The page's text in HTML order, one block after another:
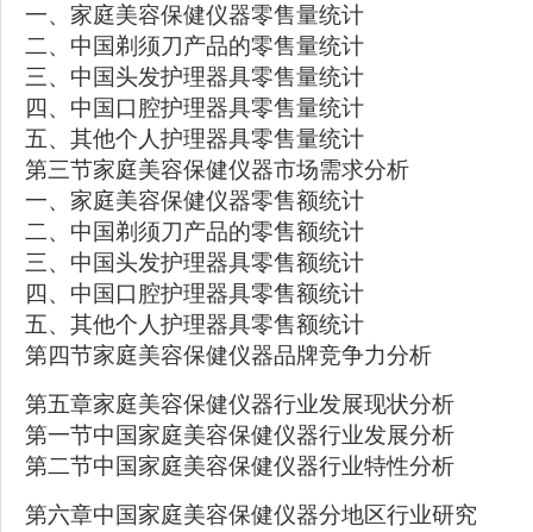
一、家庭美容保健仪器零售量统计
二、中国剃须刀产品的零售量统计
三、中国头发护理器具零售量统计
四、中国口腔护理器具零售量统计
五、其他个人护理器具零售量统计
第三节家庭美容保健仪器市场需求分析
一、家庭美容保健仪器零售额统计
二、中国剃须刀产品的零售额统计
三、中国头发护理器具零售额统计
四、中国口腔护理器具零售额统计
五、其他个人护理器具零售额统计
第四节家庭美容保健仪器品牌竞争力分析
第五章家庭美容保健仪器行业发展现状分析
第一节中国家庭美容保健仪器行业发展分析
第二节中国家庭美容保健仪器行业特性分析
第六章中国家庭美容保健仪器分地区行业研究